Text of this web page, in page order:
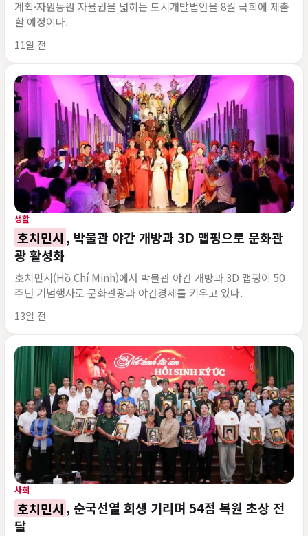
계획·자원동원 자율권을 넓히는 도시개발법안을 8월 국회에 제출
할 예정이다.
게시 시각
11일 전
생활
호치민시 , 박물관 야간 개방과 3D 맵핑으로 문화관
광 활성화
호치민시(Hồ Chí Minh)에서 박물관 야간 개방과 3D 맵핑이 50
주년 기념행사로 문화관광과 야간경제를 키우고 있다.
게시 시각
13일 전
사회
호치민시 , 순국선열 희생 기리며 54점 복원 초상 전
달